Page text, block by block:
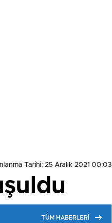
Tarihi: 25 Aralık 2021 00:03
TÜM HABERLERİ